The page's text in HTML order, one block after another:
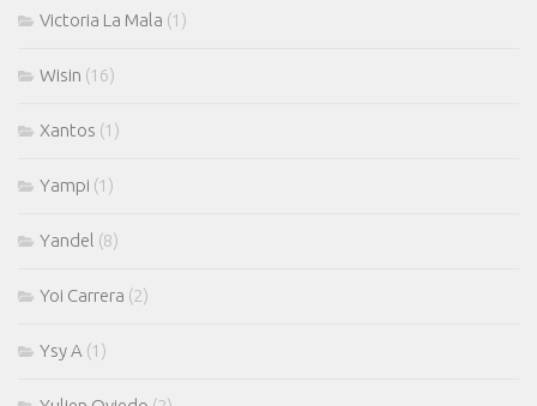
Victoria La Mala (1)
Wisin (16)
Xantos (1)
Yampi (1)
Yandel (8)
Yoi Carrera (2)
Ysy A (1)